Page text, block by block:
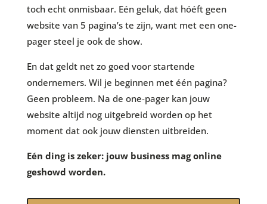
toch echt onmisbaar. Eén geluk, dat hóéft geen
website van 5 pagina’s te zijn, want met een one-
pager steel je ook de show.
En dat geldt net zo goed voor startende
ondernemers. Wil je beginnen met één pagina?
Geen probleem. Na de one-pager kan jouw
website altijd nog uitgebreid worden op het
moment dat ook jouw diensten uitbreiden.
Eén ding is zeker: jouw business mag online
geshowd worden.